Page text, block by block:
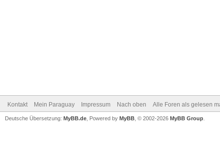
Kontakt Mein Paraguay Impressum Nach oben Alle Foren als gelesen
Deutsche Übersetzung: MyBB.de , Powered by MyBB , © 2002-2026 MyBB Group